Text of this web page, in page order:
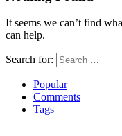
It seems we can’t find
can help.
Search for:
Popular
Comments
Tags